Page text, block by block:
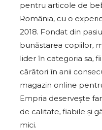
pentru articole de
România, cu o
2018. Fondat din
bunăstarea copiilor,
lider în categoria sa,
cărători în anii
magazin online
Empria deservește
de calitate, fiabile și
mici.